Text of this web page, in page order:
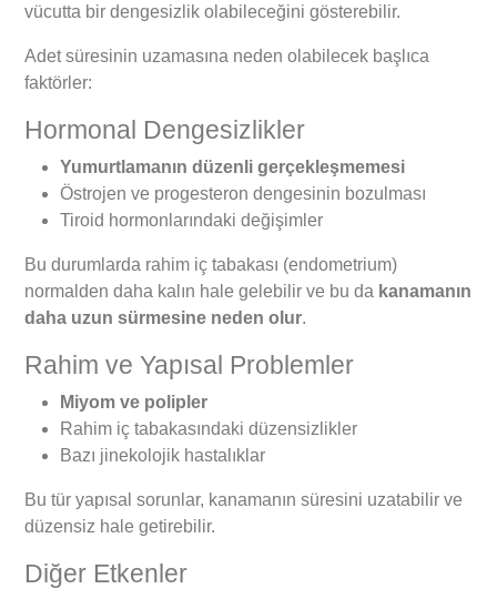
vücutta bir dengesizlik olabileceğini gösterebilir.
Adet süresinin uzamasına neden olabilecek başlıca
faktörler:
Hormonal Dengesizlikler
Yumurtlamanın düzenli gerçekleşmemesi
Östrojen ve progesteron dengesinin bozulması
Tiroid hormonlarındaki değişimler
Bu durumlarda rahim iç tabakası (endometrium)
normalden daha kalın hale gelebilir ve bu da kanamanın
daha uzun sürmesine neden olur.
Rahim ve Yapısal Problemler
Miyom ve polipler
Rahim iç tabakasındaki düzensizlikler
Bazı jinekolojik hastalıklar
Bu tür yapısal sorunlar, kanamanın süresini uzatabilir ve
düzensiz hale getirebilir.
Diğer Etkenler